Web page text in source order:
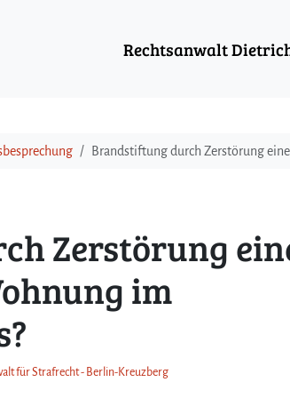
Rechtsanwalt
Brandstiftung durch Zerstörung
Zerstörung
im
für Strafrecht - Berlin-Kreuzberg